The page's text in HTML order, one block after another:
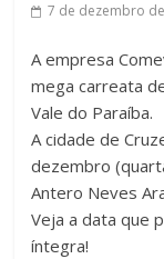
7 de dezembro
A empresa
mega carreata
Vale do Paraíba.
A cidade de
dezembro
Antero Neves
Veja a data que
íntegra!